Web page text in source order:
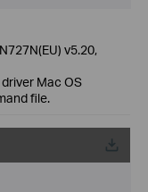
v5.20,
Mac OS
file.